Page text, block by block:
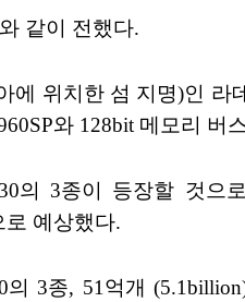
같이 전했다.
에 위치한 섬 지명)인
와 128bit 메모리 버
의 3종이 등장할 것으
예상했다.
3종, 51억개